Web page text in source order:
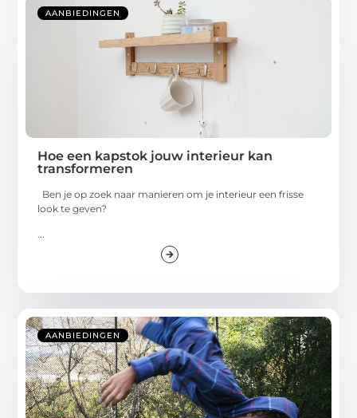
AANBIEDINGEN
Hoe een kapstok jouw interieur kan
transformeren
Ben je op zoek naar manieren om je interieur een frisse
look te geven?
...
AANBIEDINGEN